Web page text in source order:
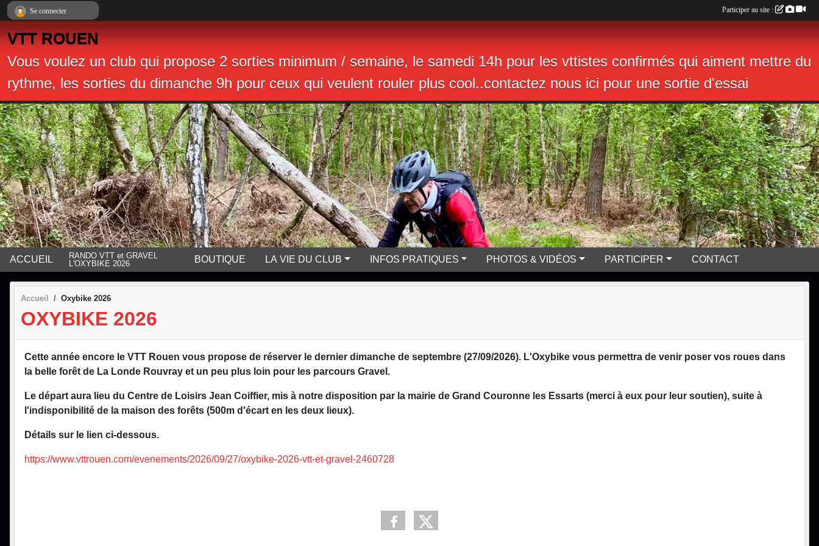
VTT ROUEN
Vous voulez un club qui propose 2 sorties minimum / semaine, le samedi 14h pour les vttistes confirmés qui aiment mettre du
rythme, les sorties du dimanche 9h pour ceux qui veulent rouler plus cool..contactez nous ici pour une sortie d'essai
ACCUEIL
RANDO VTT et GRAVEL
L'OXYBIKE 2026
BOUTIQUE LA VIE DU CLUB INFOS PRATIQUES PHOTOS & VIDÉOS PARTICIPER CONTACT
Accueil Oxybike 2026
OXYBIKE 2026
Cette année encore le VTT Rouen vous propose de réserver le dernier dimanche de septembre (27/09/2026). L'Oxybike vous permettra de venir poser vos roues dans
la belle forêt de La Londe Rouvray et un peu plus loin pour les parcours Gravel.
Le départ aura lieu du Centre de Loisirs Jean Coiffier, mis à notre disposition par la mairie de Grand Couronne les Essarts (merci à eux pour leur soutien), suite à
l'indisponibilité de la maison des forêts (500m d'écart en les deux lieux).
Détails sur le lien ci-dessous.
https://www.vttrouen.com/evenements/2026/09/27/oxybike-2026-vtt-et-gravel-2460728
Se connecter Participer au site :
Panneau de gestion des cookies